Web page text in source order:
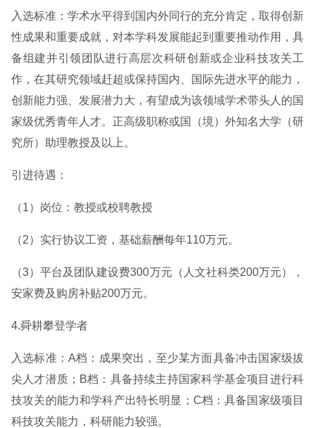
入选标准：学术水平得到国内外同行的充分肯定，取得创新
性成果和重要成就，对本学科发展能起到重要推动作用，具
备组建并引领团队进行高层次科研创新或企业科技攻关工
作，在其研究领域赶超或保持国内、国际先进水平的能力，
创新能力强、发展潜力大，有望成为该领域学术带头人的国
家级优秀青年人才。正高级职称或国（境）外知名大学（研
究所）助理教授及以上。
引进待遇：
（1）岗位：教授或校聘教授
（2）实行协议工资，基础薪酬每年110万元。
（3）平台及团队建设费300万元（人文社科类200万元），
安家费及购房补贴200万元。
4.舜耕攀登学者
入选标准：A档：成果突出，至少某方面具备冲击国家级拔
尖人才潜质；B档：具备持续主持国家科学基金项目进行科
技攻关的能力和学科产出特长明显；C档：具备国家级项目
科技攻关能力，科研能力较强。